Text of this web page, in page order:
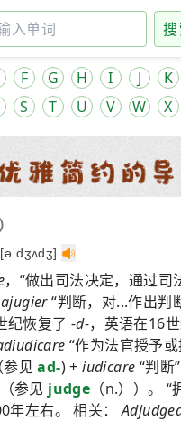
F G H I J K
S T U V W X
，“做出司法决定，通过司
ajugier“判断，对...作出判
纪恢复了-d-，英语在16
“作为法官授予
参见ad-) +iudicare “判断
参见 judge （n.））。 “
年左右。 相关：